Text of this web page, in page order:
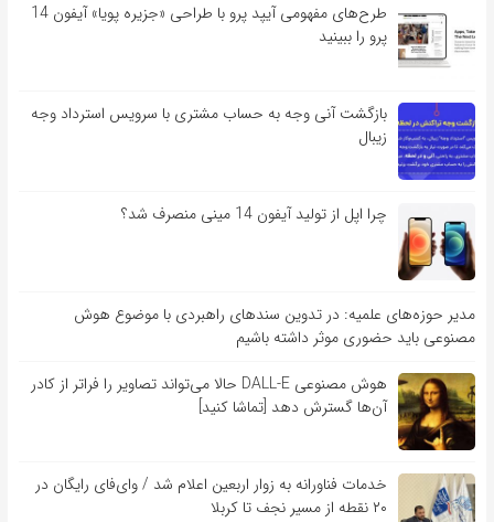
طرح‌های مفهومی آیپد پرو با طراحی «جزیره پویا» آیفون 14
پرو را ببینید
بازگشت آنی وجه به حساب مشتری با سرویس استرداد وجه
زیبال
چرا اپل از تولید آیفون 14 مینی منصرف شد؟
مدیر حوزه‌های علمیه: در تدوین سندهای راهبردی با موضوع هوش
مصنوعی باید حضوری موثر داشته باشیم
هوش مصنوعی DALL-E حالا می‌تواند تصاویر را فراتر از کادر
آن‌ها گسترش دهد [تماشا کنید]
خدمات فناورانه به زوار اربعین اعلام شد / وای‌فای رایگان در
۲۰ نقطه از مسیر نجف تا کربلا